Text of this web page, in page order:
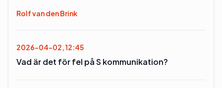
Rolf van den Brink
2026-04-02, 12:45
Vad är det för fel på S kommunikation?